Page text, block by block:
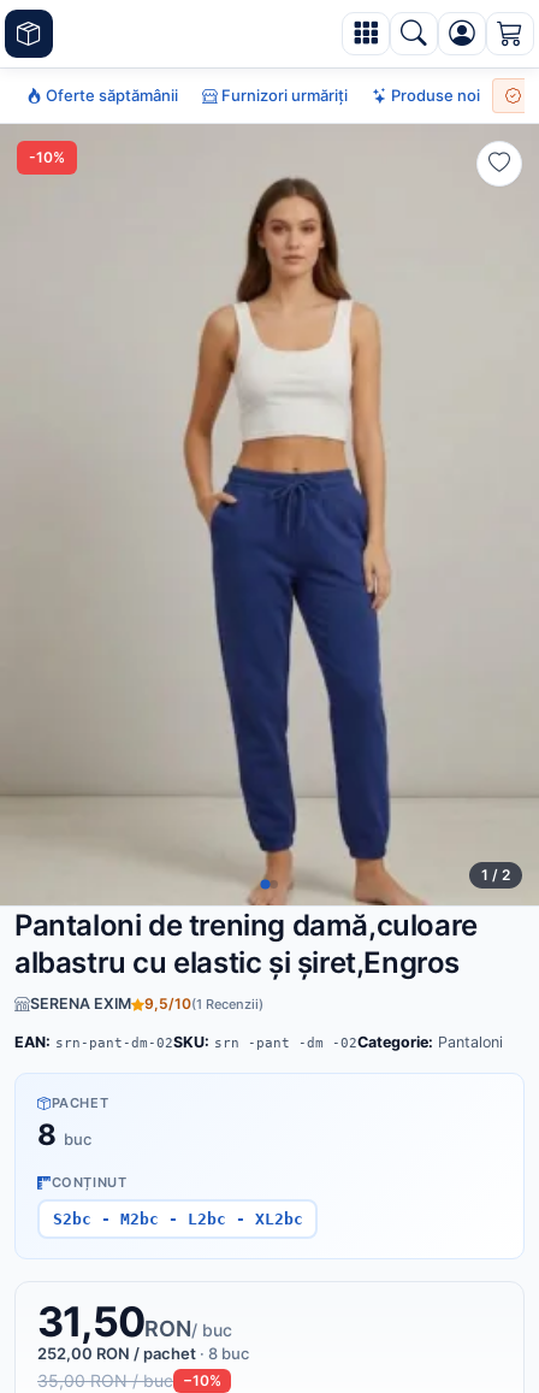
Oferte săptămânii Furnizori urmăriți Produse noi
-10%
1 / 2
Pantaloni de trening damă,culoare
albastru cu elastic și șiret,Engros
SERENA EXIM 9,5/10(1 Recenzii)
EAN: srn-pant-dm-02SKU: srn -pant -dm -02Categorie: Pantaloni
PACHET
8 buc
CONȚINUT
S2bc - M2bc - L2bc - XL2bc
31,50RON/ buc
252,00 RON / pachet · 8 buc
35,00 RON / buc −10%